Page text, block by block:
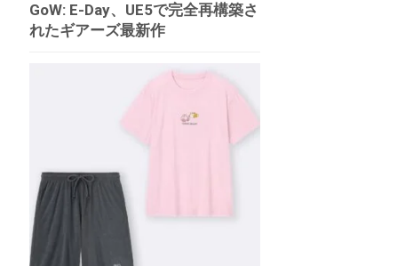
GoW: E-Day、UE5で完全再構築さ
れたギアーズ最新作